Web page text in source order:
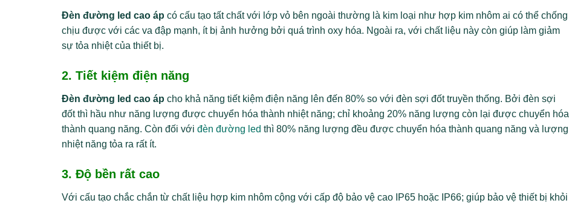
Đèn đường led cao áp có cấu tạo tất chất với lớp vỏ bên ngoài thường là kim loại như hợp kim nhôm ai có thể chống
chịu được với các va đập mạnh, ít bị ảnh hưởng bởi quá trình oxy hóa. Ngoài ra, với chất liệu này còn giúp làm giảm
sự tỏa nhiệt của thiết bị.
2. Tiết kiệm điện năng
Đèn đường led cao áp cho khả năng tiết kiệm điện năng lên đến 80% so với đèn sợi đốt truyền thống. Bởi đèn sợi
đốt thì hầu như năng lượng được chuyển hóa thành nhiệt năng; chỉ khoảng 20% năng lượng còn lại được chuyển hóa
thành quang năng. Còn đối với đèn đường led thì 80% năng lượng đều được chuyển hóa thành quang năng và lượng
nhiệt năng tỏa ra rất ít.
3. Độ bền rất cao
Với cấu tạo chắc chắn từ chất liệu hợp kim nhôm cộng với cấp độ bảo vệ cao IP65 hoặc IP66; giúp bảo vệ thiết bị khỏi